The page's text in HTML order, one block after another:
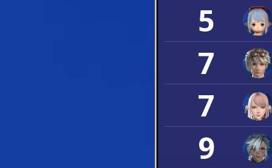
5
7
7
9